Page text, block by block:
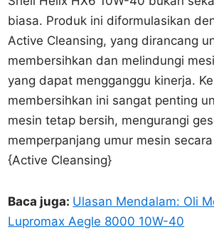
biasa. Produk ini diformulasikan
Active Cleansing, yang dirancang
membersihkan dan melindungi
yang dapat mengganggu kinerja.
membersihkan ini sangat penting
mesin tetap bersih, mengurangi
memperpanjang umur mesin
{Active Cleansing}
Baca juga: Ulasan Mendalam: Oli
Lupromax Aegle 8000 10W-40